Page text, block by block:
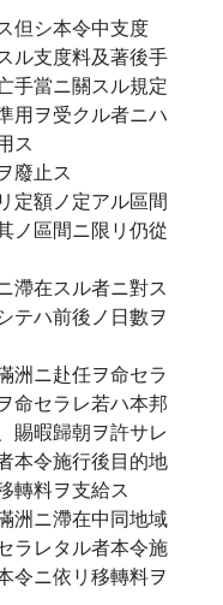
但シ本令中支度
ル支度料及著後手
手當ニ關スル規定
用ヲ受クル者ニハ
ス
廢止ス
定額ノ定アル區間
ノ區間ニ限リ仍從
滯在スル者ニ對ス
テハ前後ノ日數ヲ
洲ニ赴任ヲ命セラ
命セラレ若ハ本邦
賜暇歸朝ヲ許サレ
本令施行後目的地
轉料ヲ支給ス
洲ニ滯在中同地域
ラレタル者本令施
令ニ依リ移轉料ヲ